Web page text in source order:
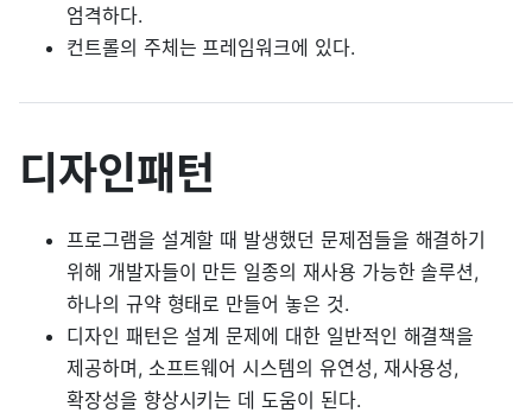
엄격하다.
컨트롤의 주체는 프레임워크에 있다.
디자인패턴
프로그램을 설계할 때 발생했던 문제점들을 해결하기
위해 개발자들이 만든 일종의 재사용 가능한 솔루션,
하나의 규약 형태로 만들어 놓은 것.
디자인 패턴은 설계 문제에 대한 일반적인 해결책을
제공하며, 소프트웨어 시스템의 유연성, 재사용성,
확장성을 향상시키는 데 도움이 된다.